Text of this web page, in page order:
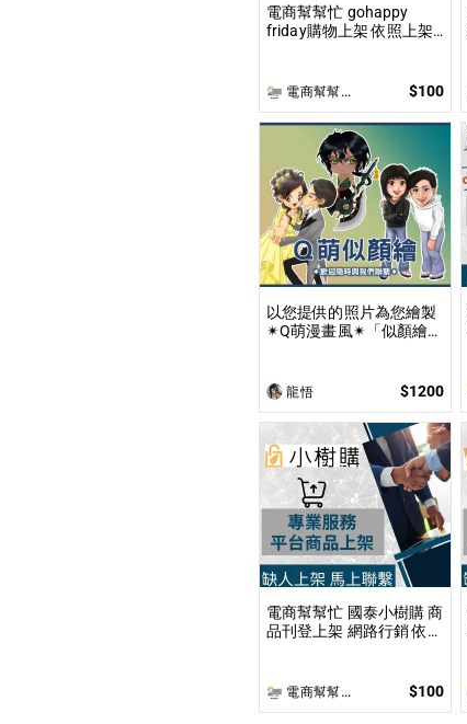
電商幫幫忙 gohappy
friday購物上架 依照上架
電商幫幫忙(電商平台代營運/電商上架/運營策略/網路行銷) $100
以您提供的照片為您繪製
✴Q萌漫畫風✴「似顏繪」
「2／2.5／3／4 頭身」似
顏繪插圖！
龍悟 $1200
電商幫幫忙 國泰小樹購 商
品刊登上架 網路行銷 依照
電商幫幫忙(電商平台代營運/電商上架/運營策略/網路行銷) $100